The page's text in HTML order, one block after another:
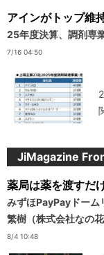
アインがトップ維
25年度決算、調剤専
7/16 04:50
JiMagazine
薬局は薬を渡すだ
みずほPayPayドー
繁樹（株式会社なの
8/4 10:48